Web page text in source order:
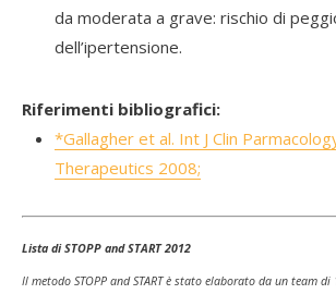
da moderata a grave: rischio di
dell’ipertensione.
Riferimenti bibliografici:
*Gallagher et al. Int J Clin
Therapeutics 2008;
Lista di STOPP and START 2012
Il metodo STOPP and START è stato elaborato da un team